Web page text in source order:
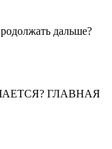
дальше?
ГЛАВНАЯ